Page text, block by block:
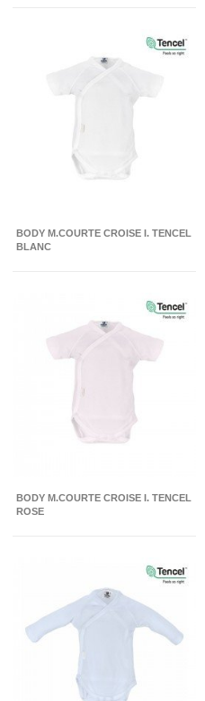
BODY M.COURTE CROISE I. TENCEL
BLANC
BODY M.COURTE CROISE I. TENCEL
ROSE